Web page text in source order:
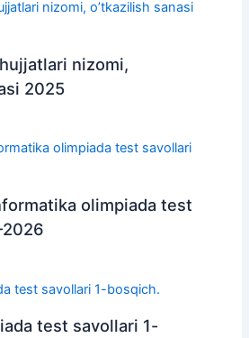
nizomi,
2025
olimpiada test
test savollari 1-